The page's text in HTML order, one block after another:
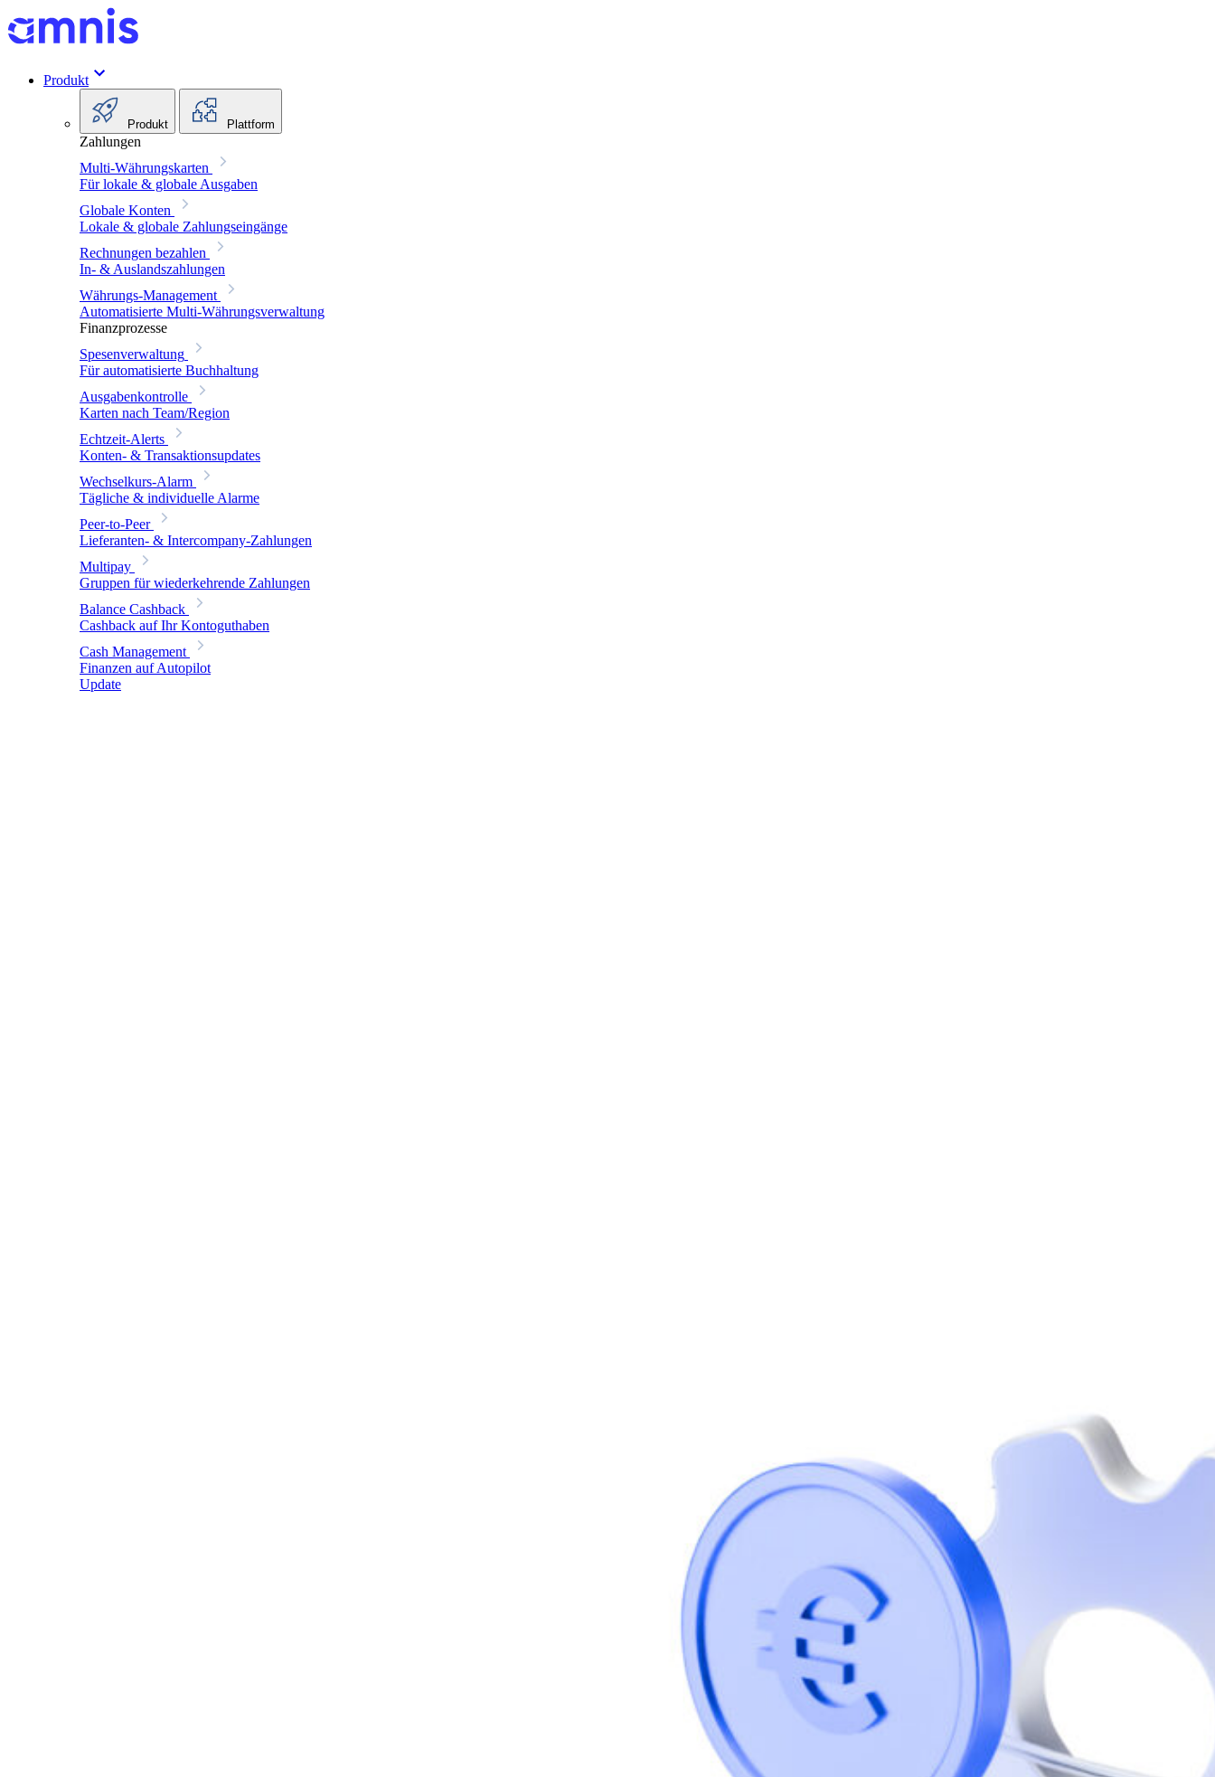
Produkt
Produkt Plattform
Zahlungen
Multi-Währungskarten
Für lokale & globale Ausgaben
Globale Konten
Lokale & globale Zahlungseingänge
Rechnungen bezahlen
In- & Auslandszahlungen
Währungs-Management
Automatisierte Multi-Währungsverwaltung
Finanzprozesse
Spesenverwaltung
Für automatisierte Buchhaltung
Ausgabenkontrolle
Karten nach Team/Region
Echtzeit-Alerts
Konten- & Transaktionsupdates
Wechselkurs-Alarm
Tägliche & individuelle Alarme
Peer-to-Peer
Lieferanten- & Intercompany-Zahlungen
Multipay
Gruppen für wiederkehrende Zahlungen
Balance Cashback
Cashback auf Ihr Kontoguthaben
Cash Management
Finanzen auf Autopilot
Update